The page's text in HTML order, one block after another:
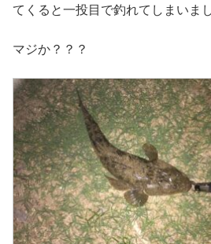
てくると一投目で釣れてしまいまし
マジか？？？